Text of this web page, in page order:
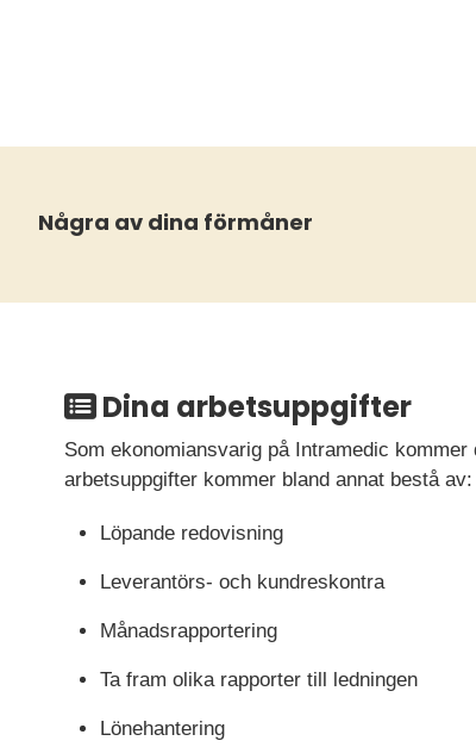
Några av dina förmåner
Dina arbetsuppgifter
Som ekonomiansvarig på Intramedic
arbetsuppgifter kommer bland annat bestå av:
Löpande redovisning
Leverantörs- och kundreskontra
Månadsrapportering
Ta fram olika rapporter till ledningen
Lönehantering